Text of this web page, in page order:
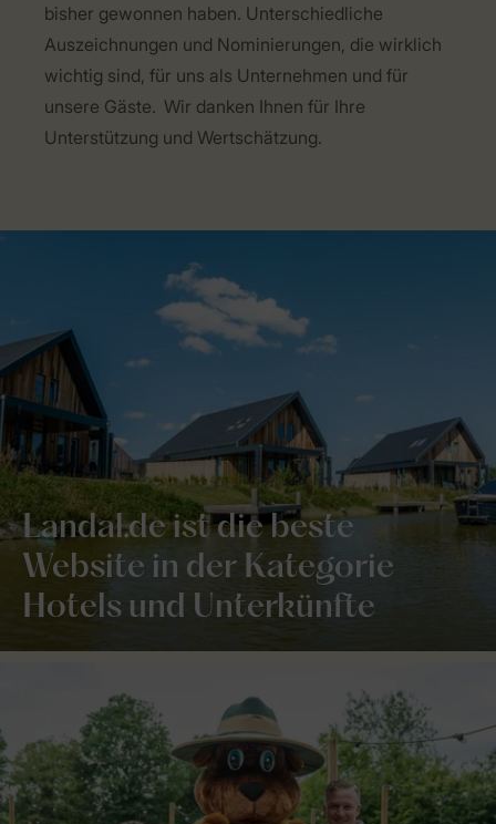
bisher gewonnen haben. Unterschiedliche
Auszeichnungen und Nominierungen, die wirklich
wichtig sind, für uns als Unternehmen und für
unsere Gäste. Wir danken Ihnen für Ihre
Unterstützung und Wertschätzung.
Landal.de ist die beste
Website in der Kategorie
Hotels und Unterkünfte